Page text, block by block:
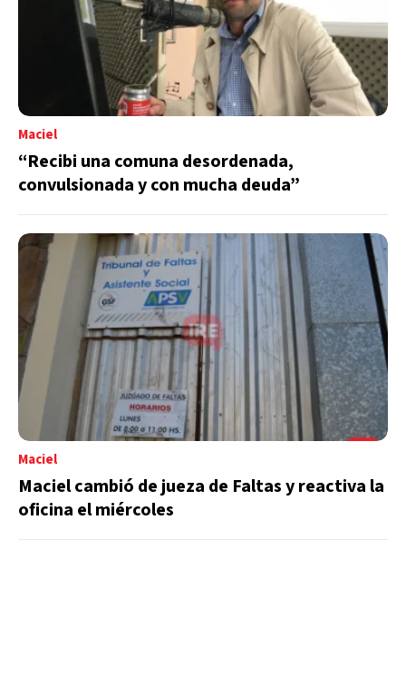
Maciel
“Recibi una comuna desordenada,
convulsionada y con mucha deuda”
Maciel
Maciel cambió de jueza de Faltas y reactiva la
oficina el miércoles